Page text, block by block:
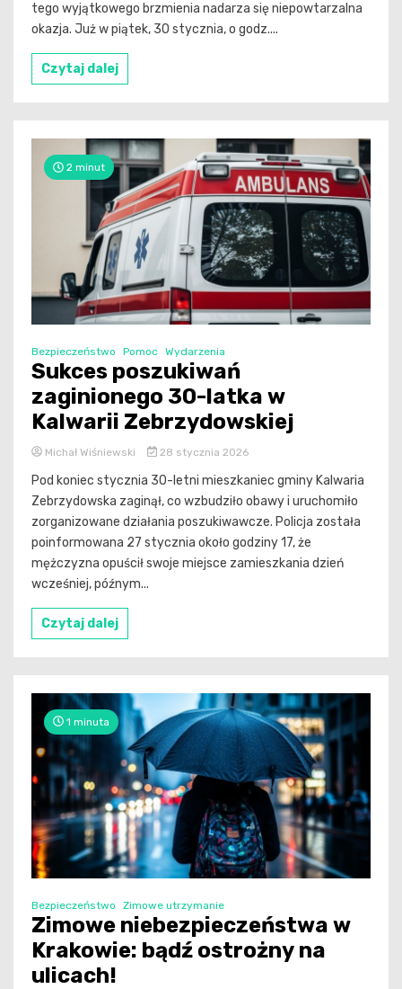
tego wyjątkowego brzmienia nadarza się niepowtarzalna
okazja. Już w piątek, 30 stycznia, o godz....
Czytaj dalej
2 minut
Bezpieczeństwo Pomoc Wydarzenia
Sukces poszukiwań
zaginionego 30-latka w
Kalwarii Zebrzydowskiej
Michał Wiśniewski 28 stycznia 2026
Pod koniec stycznia 30-letni mieszkaniec gminy Kalwaria
Zebrzydowska zaginął, co wzbudziło obawy i uruchomiło
zorganizowane działania poszukiwawcze. Policja została
poinformowana 27 stycznia około godziny 17, że
mężczyzna opuścił swoje miejsce zamieszkania dzień
wcześniej, późnym...
Czytaj dalej
1 minuta
Bezpieczeństwo Zimowe utrzymanie
Zimowe niebezpieczeństwa w
Krakowie: bądź ostrożny na
ulicach!